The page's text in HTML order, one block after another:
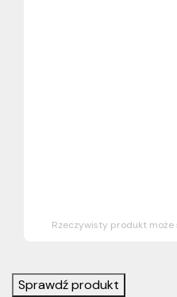
Rzeczywisty produkt może
Sprawdź produkt